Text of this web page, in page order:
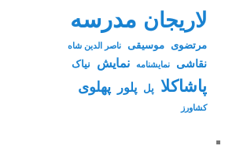
لاریجان مدرسه
مرتضوی موسیقی ناصر الدین شاه
نقاشی نمايشنامه نمایش نیاک
پاشاکلا پل پلور پهلوی
کشاورز